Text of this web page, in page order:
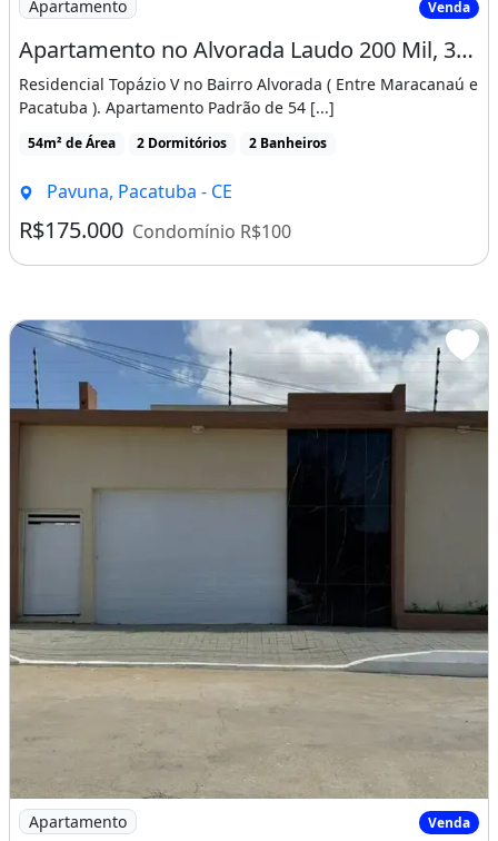
Apartamento Venda
Apartamento no Alvorada Laudo 200 Mil, 300 Metros da Ce 060, Pronto P/ Morar! Cód. Vjq5Dg
Residencial Topázio V no Bairro Alvorada ( Entre Maracanaú e
Pacatuba ). Apartamento Padrão de 54 [...]
54m² de Área 2 Dormitórios 2 Banheiros
Pavuna, Pacatuba - CE
R$175.000 Condomínio R$100
Imagem: Apartamento 2 Quartos na Pavuna 56M² a
Apartamento Venda